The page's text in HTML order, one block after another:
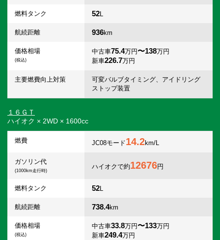
燃料タンク 52L
航続距離 936km
価格相場
(税込)
中古車75.4万円〜138万円
新車226.7万円
主要燃費向上対策
可変バルブタイミング、アイドリング
ストップ装置
１６ＧＴ
ハイオク × 2WD × 1600cc
燃費 JC08モード14.2km/L
ガソリン代
(1000km走行時)
ハイオクで約12676円
燃料タンク 52L
航続距離 738.4km
価格相場
(税込)
中古車33.8万円〜133万円
新車249.4万円